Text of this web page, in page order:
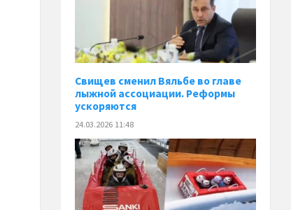
Свищев сменил Вяльбе во главе
лыжной ассоциации. Реформы
ускоряются
24.03.2026 11:48